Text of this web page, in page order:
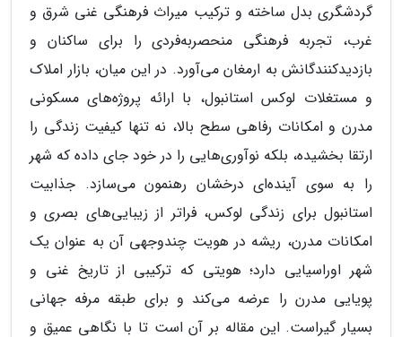
گردشگری بدل ساخته و ترکیب میراث فرهنگی غنی شرق و
غرب، تجربه فرهنگی منحصربه‌فردی را برای ساکنان و
بازدیدکنندگانش به ارمغان می‌آورد. در این میان، بازار املاک
و مستغلات لوکس استانبول، با ارائه پروژه‌های مسکونی
مدرن و امکانات رفاهی سطح بالا، نه تنها کیفیت زندگی را
ارتقا بخشیده، بلکه نوآوری‌هایی را در خود جای داده که شهر
را به سوی آینده‌ای درخشان رهنمون می‌سازد. جذابیت
استانبول برای زندگی لوکس، فراتر از زیبایی‌های بصری و
امکانات مدرن، ریشه در هویت چندوجهی آن به عنوان یک
شهر اوراسیایی دارد؛ هویتی که ترکیبی از تاریخ غنی و
پویایی مدرن را عرضه می‌کند و برای طبقه مرفه جهانی
بسیار گیراست. این مقاله بر آن است تا با نگاهی عمیق و